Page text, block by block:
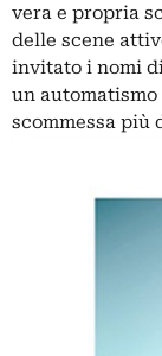
vera e propria
delle scene
invitato i nomi
un
scommessa più